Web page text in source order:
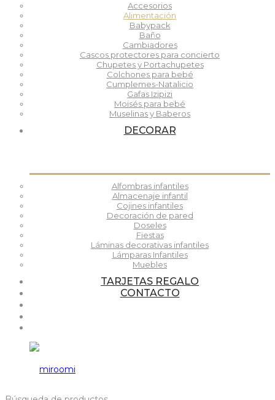
Accesorios
Alimentación
Babypack
Baño
Cambiadores
Cascos protectores para concierto
Chupetes y Portachupetes
Colchones para bebé
Cumplemes-Natalicio
Gafas Izipizi
Moisés para bebé
Muselinas y Baberos
DECORAR
Alfombras infantiles
Almacenaje infantil
Cojines infantiles
Decoración de pared
Doseles
Fiestas
Láminas decorativas infantiles
Lámparas Infantiles
Muebles
TARJETAS REGALO
CONTACTO